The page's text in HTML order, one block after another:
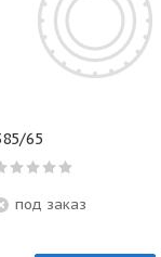
65
под заказ